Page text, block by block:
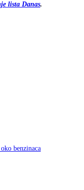
lista Danas.